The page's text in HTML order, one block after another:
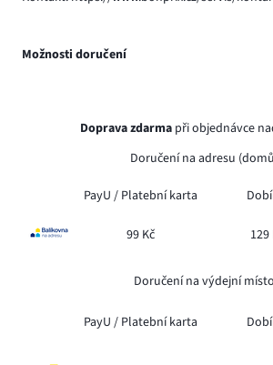
Možnosti doručení
Doprava zdarma při objednávce
Doručení na adresu
PayU / Platební karta
99 Kč 129
Doručení na výdejní místo
PayU / Platební karta